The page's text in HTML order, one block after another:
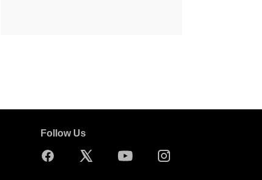
Follow Us